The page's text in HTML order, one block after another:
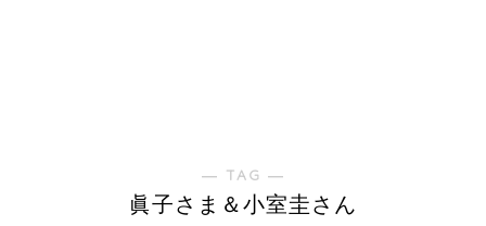
― TAG ―
眞子さま＆小室圭さん